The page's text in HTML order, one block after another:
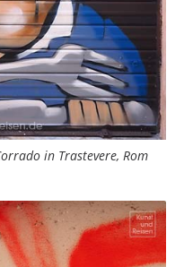
in Trastevere, Rom